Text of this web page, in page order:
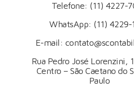
Telefone: (11) 4227-
WhatsApp: (11) 4229-
E-mail:
Rua Pedro José Lorenzini,
Centro – São Caetano do
Paulo